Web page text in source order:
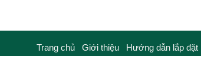
Trang chủ Giới thiệu Hướng dẫn lắp đặt